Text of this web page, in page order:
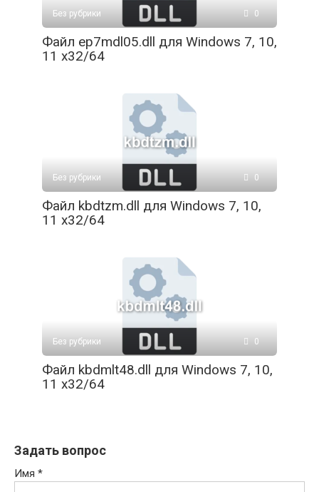
Без рубрики 0
Файл ep7mdl05.dll для Windows 7, 10,
11 x32/64
Без рубрики 0
Файл kbdtzm.dll для Windows 7, 10,
11 x32/64
Без рубрики 0
Файл kbdmlt48.dll для Windows 7, 10,
11 x32/64
Задать вопрос
Имя *